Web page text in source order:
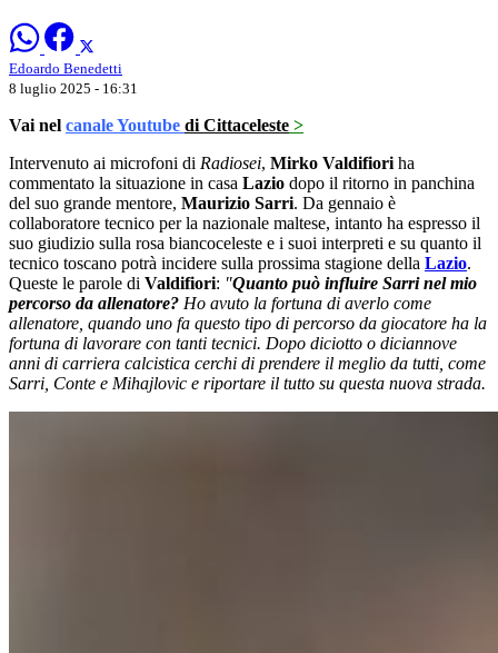
Edoardo Benedetti
8 luglio 2025 - 16:31
Vai nel canale Youtube di Cittaceleste >
Intervenuto ai microfoni di Radiosei, Mirko Valdifiori ha
commentato la situazione in casa Lazio dopo il ritorno in panchina
del suo grande mentore, Maurizio Sarri. Da gennaio è
collaboratore tecnico per la nazionale maltese, intanto ha espresso il
suo giudizio sulla rosa biancoceleste e i suoi interpreti e su quanto il
tecnico toscano potrà incidere sulla prossima stagione della Lazio.
Queste le parole di Valdifiori: "Quanto può influire Sarrinel mio
percorso da allenatore? Ho avuto la fortuna di averlo come
allenatore, quando uno fa questo tipo di percorso da giocatore ha la
fortuna di lavorare con tanti tecnici. Dopo diciotto o diciannove
anni di carriera calcistica cerchi di prendere il meglio da tutti, come
Sarri, Conte e Mihajlovic e riportare il tutto su questa nuova strada.